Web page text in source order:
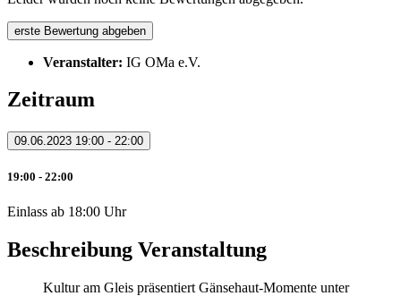
erste Bewertung abgeben
Veranstalter: IG OMa e.V.
Zeitraum
09.06.2023 19:00 - 22:00
19:00 - 22:00
Einlass ab 18:00 Uhr
Beschreibung Veranstaltung
Kultur am Gleis präsentiert Gänsehaut-Momente unter